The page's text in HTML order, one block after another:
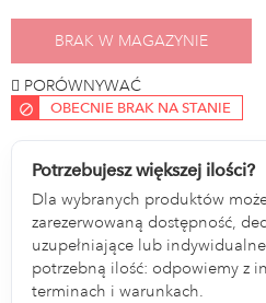
BRAK W MAGAZYNIE
PORÓWNYWAĆ
OBECNIE BRAK NA STANIE
Potrzebujesz większej ilości?
Dla wybranych produktów
zarezerwowaną dostępność,
uzupełniające lub
potrzebną ilość: odpowiemy z
terminach i warunkach.